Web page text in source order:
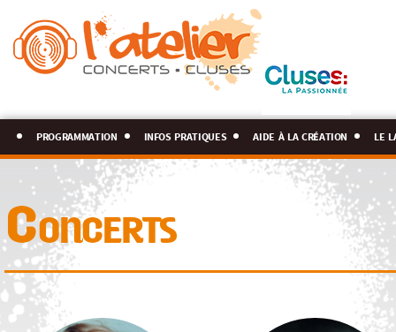
programmation infos pratiques aide à la création le
Concerts